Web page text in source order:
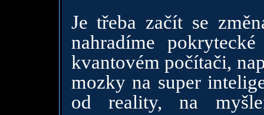
Je třeba začít se
nahradíme
kvantovém počítači,
mozky na super
od reality, na